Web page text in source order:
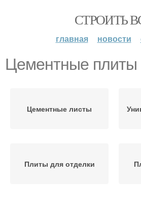
СТРОИТЬ
главная новости
Цементные плиты
Цементные листы
Плиты для отделки